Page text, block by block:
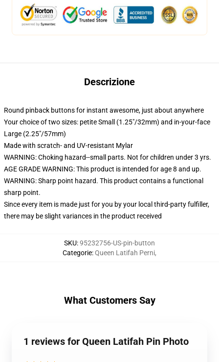
Descrizione
Round pinback buttons for instant awesome, just about anywhere
Your choice of two sizes: petite Small (1.25"/32mm) and in-your-face
Large (2.25"/57mm)
Made with scratch- and UV-resistant Mylar
WARNING: Choking hazard--small parts. Not for children under 3 yrs.
AGE GRADE WARNING: This product is intended for age 8 and up.
WARNING: Sharp point hazard. This product contains a functional
sharp point.
Since every item is made just for you by your local third-party fulfiller,
there may be slight variances in the product received
SKU:95232756-US-pin-button
Categorie:Queen Latifah Perni,
What Customers Say
1 reviews for Queen Latifah Pin Photo